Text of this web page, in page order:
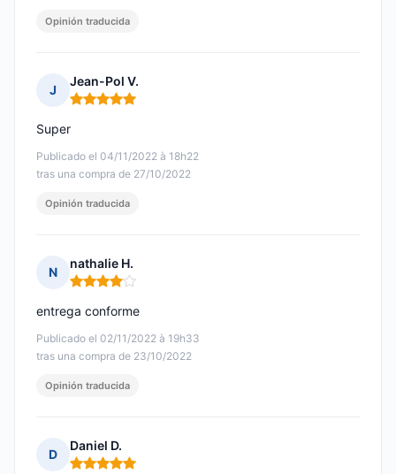
Opinión traducida
J
Jean-Pol V.
Nota: 5 de 5
Publicado el 04/11/2022 à 18h22
tras una compra de 27/10/2022
Super
Opinión traducida
N
nathalie H.
Nota: 4 de 5
Publicado el 02/11/2022 à 19h33
tras una compra de 23/10/2022
entrega conforme
Opinión traducida
D
Daniel D.
Nota: 5 de 5